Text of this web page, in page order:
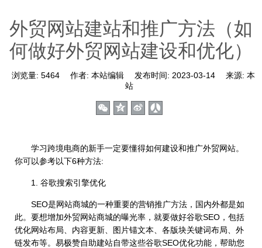
外贸网站建站和推广方法（如
何做好外贸网站建设和优化）
浏览量: 5464 作者: 本站编辑 发布时间: 2023-03-14 来源: 本
站
学习跨境电商的新手一定要懂得如何建设和推广外贸网站。
你可以参考以下6种方法:
1. 谷歌搜索引擎优化
SEO是网站商城的一种重要的营销推广方法，国内外都是如
此。要想增加外贸网站商城的曝光率，就要做好谷歌SEO，包括
优化网站布局、内容更新、图片锚文本、各版块关键词布局、外
链发布等。易极赞自助建站自带这些谷歌SEO优化功能，帮助您